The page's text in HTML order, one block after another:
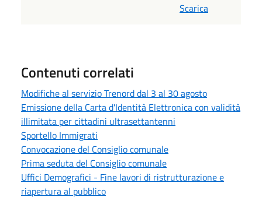
Scarica
Contenuti correlati
Modifiche al servizio Trenord dal 3 al 30 agosto
Emissione della Carta d'Identità Elettronica con validità
illimitata per cittadini ultrasettantenni
Sportello Immigrati
Convocazione del Consiglio comunale
Prima seduta del Consiglio comunale
Uffici Demografici - Fine lavori di ristrutturazione e
riapertura al pubblico